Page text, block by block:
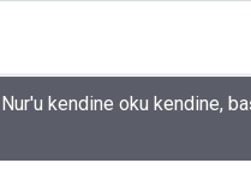
adaylarına 'Sosyal
tercihler kariyeri riske